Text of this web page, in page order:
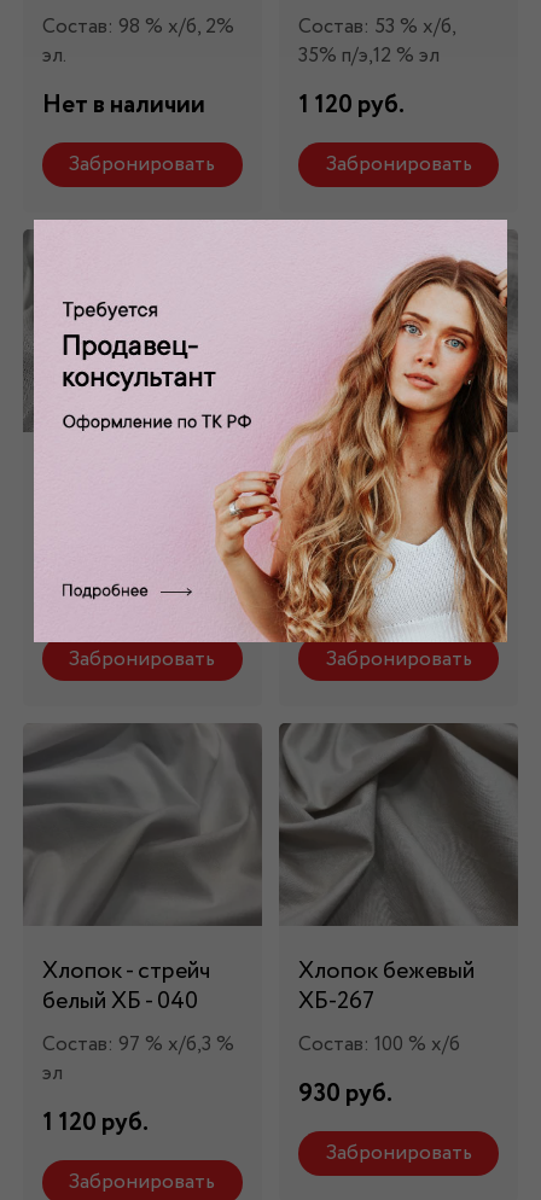
Состав: 98 % х/б, 2%
эл.
Нет в наличии
Забронировать
Состав: 53 % х/б,
35% п/э,12 % эл
1 120 руб.
Забронировать
Хлопок белый ХБ -
1 290 руб.
Забронировать
Хлопок - батист
белый ХБ - 015
Состав: 100 % х/б
640 руб.
Забронировать
Хлопок - стрейч
белый ХБ - 040
Состав: 97 % х/б,3 %
эл
1 120 руб.
Забронировать
Хлопок бежевый
ХБ-267
Состав: 100 % х/б
930 руб.
Забронировать